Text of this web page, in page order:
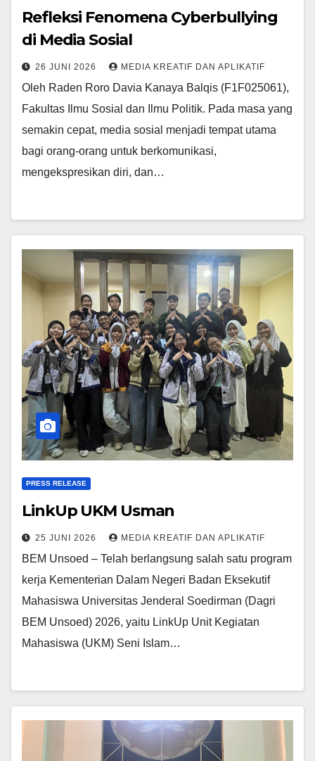
Refleksi Fenomena Cyberbullying
di Media Sosial
26 JUNI 2026 MEDIA KREATIF DAN APLIKATIF
Oleh Raden Roro Davia Kanaya Balqis (F1F025061),
Fakultas Ilmu Sosial dan Ilmu Politik. Pada masa yang
semakin cepat, media sosial menjadi tempat utama
bagi orang-orang untuk berkomunikasi,
mengekspresikan diri, dan…
PRESS RELEASE
LinkUp UKM Usman
25 JUNI 2026 MEDIA KREATIF DAN APLIKATIF
BEM Unsoed – Telah berlangsung salah satu program
kerja Kementerian Dalam Negeri Badan Eksekutif
Mahasiswa Universitas Jenderal Soedirman (Dagri
BEM Unsoed) 2026, yaitu LinkUp Unit Kegiatan
Mahasiswa (UKM) Seni Islam…